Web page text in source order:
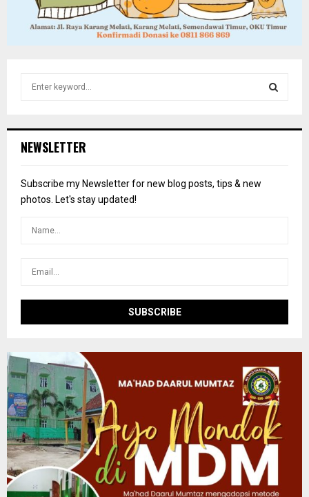
h
o
r
NEWSLETTER
Subscribe my Newsletter for new blog posts, tips & new
photos. Let's stay updated!